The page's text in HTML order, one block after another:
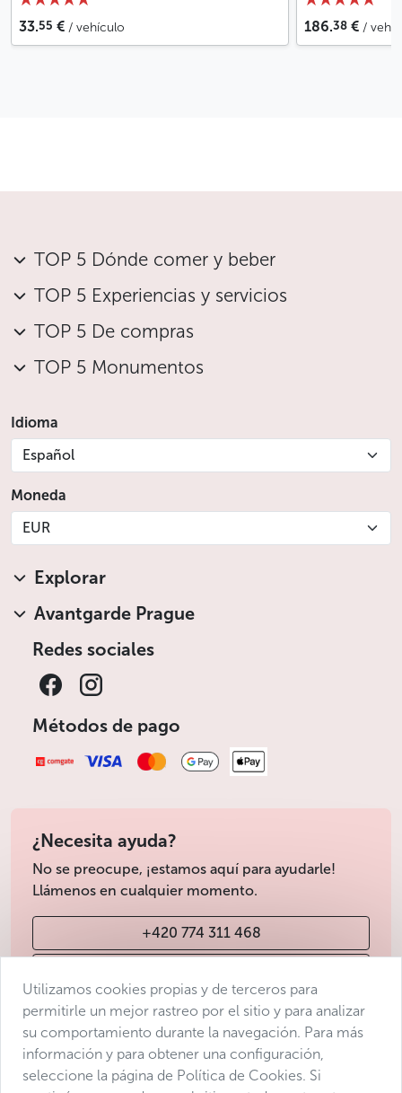
33.55 € / vehículo 186.38 € /
TOP 5 Dónde comer y beber
TOP 5 Experiencias y servicios
TOP 5 De compras
TOP 5 Monumentos
Idioma
Español
Moneda
EUR
Explorar
Avantgarde Prague
Redes sociales
Métodos de pago
¿Necesita ayuda?
No se preocupe, ¡estamos aquí para ayudarle!
Llámenos en cualquier momento.
+420 774 311 468
Condiciones de venta
Protección de datos
Utilizamos cookies propias y de terceros para
permitirle un mejor rastreo por el sitio y para analizar
su comportamiento durante la navegación. Para más
información y para obtener una configuración,
seleccione la página de Política de Cookies. Si